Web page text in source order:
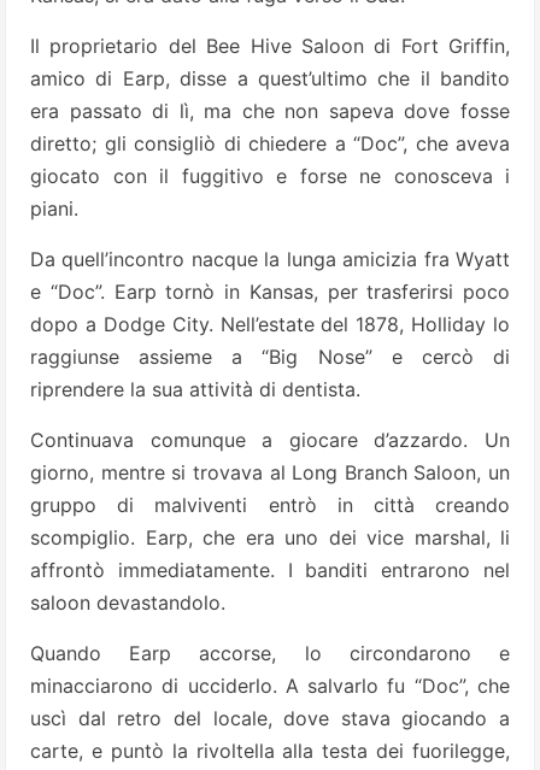
Il proprietario del Bee Hive Saloon di Fort Griffin,
amico di Earp, disse a quest’ultimo che il bandito
era passato di lì, ma che non sapeva dove fosse
diretto; gli consigliò di chiedere a “Doc”, che aveva
giocato con il fuggitivo e forse ne conosceva i
piani.
Da quell’incontro nacque la lunga amicizia fra Wyatt
e “Doc”. Earp tornò in Kansas, per trasferirsi poco
dopo a Dodge City. Nell’estate del 1878, Holliday lo
raggiunse assieme a “Big Nose” e cercò di
riprendere la sua attività di dentista.
Continuava comunque a giocare d’azzardo. Un
giorno, mentre si trovava al Long Branch Saloon, un
gruppo di malviventi entrò in città creando
scompiglio. Earp, che era uno dei vice marshal, li
affrontò immediatamente. I banditi entrarono nel
saloon devastandolo.
Quando Earp accorse, lo circondarono e
minacciarono di ucciderlo. A salvarlo fu “Doc”, che
uscì dal retro del locale, dove stava giocando a
carte, e puntò la rivoltella alla testa dei fuorilegge,